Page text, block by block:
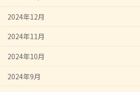
2024年12月
2024年11月
2024年10月
2024年9月